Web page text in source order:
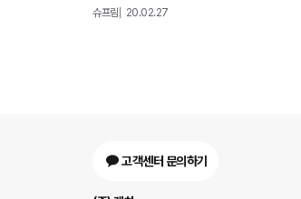
슈프림 20.02.27
고객센터 문의하기